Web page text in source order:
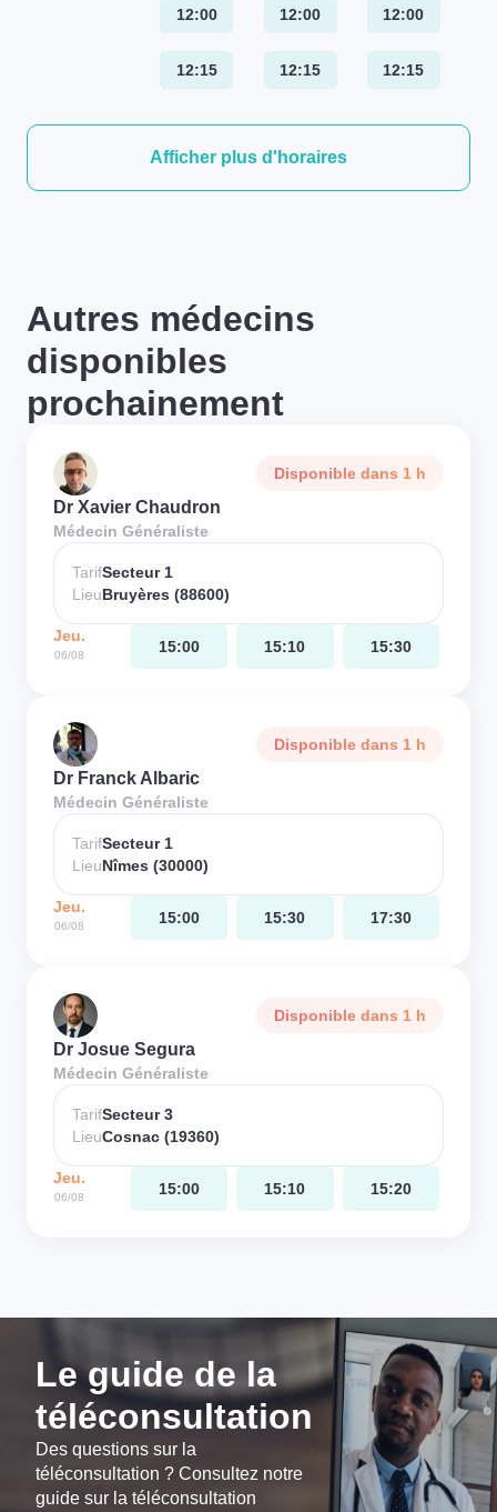
12:00
12:15
12:00
12:15
12:00
12:15
Afficher plus d'horaires
Autres médecins
disponibles
prochainement
Disponible dans 1 h
Dr Xavier Chaudron
Médecin Généraliste
TarifSecteur 1
LieuBruyères (88600)
Jeu.
06/08 15:00 15:10 15:30
Disponible dans 1 h
Dr Franck Albaric
Médecin Généraliste
TarifSecteur 1
LieuNîmes (30000)
Jeu.
06/08 15:00 15:30 17:30
Disponible dans 1 h
Dr Josue Segura
Médecin Généraliste
TarifSecteur 3
LieuCosnac (19360)
Jeu.
06/08 15:00 15:10 15:20
Le guide de la
téléconsultation
Des questions sur la
téléconsultation ? Consultez notre
guide sur la téléconsultation